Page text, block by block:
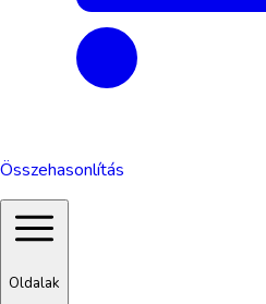
Összehasonlítás
Oldalak